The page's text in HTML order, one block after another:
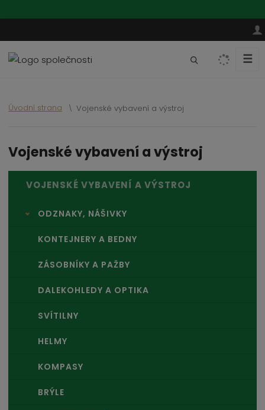
a
t
☰
Úvodní strana Vojenské vybavení a výstroj
Vojenské vybavení a výstroj
VOJENSKÉ VYBAVENÍ A VÝSTROJ
ODZNAKY, NÁŠIVKY
KONTEJNERY A BEDNY
ZÁSOBNÍKY A PAŽBY
DALEKOHLEDY A OPTIKA
SVÍTILNY
HELMY
KOMPASY
BRÝLE